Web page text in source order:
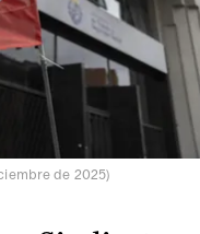
de 2025)